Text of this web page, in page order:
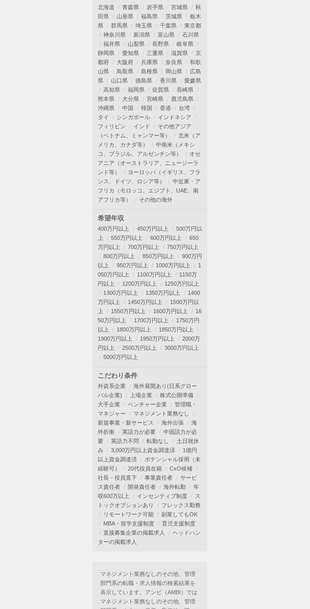
北海道 青森県 岩手県 宮城県
秋
田県
山形県 福島県 茨城県
栃木
県
群馬県 埼玉県 千葉県
東京都
神奈川県
新潟県 富山県
石川県
福井県
山梨県 長野県
岐阜県
静岡県
愛知県 三重県 滋賀県
京
都府
大阪府 兵庫県 奈良県
和歌
山県
鳥取県 島根県 岡山県
広島
県
山口県 徳島県 香川県
愛媛県
高知県
福岡県 佐賀県
長崎県
熊本県
大分県 宮崎県
鹿児島県
沖縄県
中国 韓国 香港
台湾
タイ
シンガポール
インドネシア
フィリピン
インド
その他アジア
（ベトナム、ミャンマー等）
北米（ア
メリカ、カナダ等）
中南米（メキシ
コ、ブラジル、アルゼンチン等）
オセ
アニア（オーストラリア、ニュージーラ
ンド等）
ヨーロッパ（イギリス、フラ
ンス、ドイツ、ロシア等）
中近東・ア
フリカ（モロッコ、エジプト、UAE、南
アフリカ等）
その他の海外
希望年収
400万円以上 450万円以上
500万円以
上
550万円以上 600万円以上
650
万円以上
700万円以上
750万円以上
800万円以上
850万円以上
900万円
以上
950万円以上 1000万円以上
1
050万円以上
1100万円以上
1150万
円以上
1200万円以上
1250万円以上
1300万円以上
1350万円以上
1400
万円以上
1450万円以上
1500万円以
上
1550万円以上 1600万円以上
16
50万円以上
1700万円以上
1750万円
以上
1800万円以上
1850万円以上
1900万円以上
1950万円以上
2000万
円以上
2500万円以上
3000万円以上
5000万円以上
こだわり条件
外資系企業
海外展開あり(日系グロー
バル企業)
上場企業
株式公開準備
大手企業
ベンチャー企業
管理職・
マネジャー
マネジメント業務なし
新規事業・新サービス
海外出張
海
外折衝
英語力が必要
中国語力が必
要
英語力不問 転勤なし
土日祝休
み
3,000万円以上資金調達済
1億円
以上資金調達済
ポテンシャル採用（未
経験可）
20代役員在籍
CxO候補
社長・役員直下
事業責任者
サービ
ス責任者
開発責任者 海外転勤
年
収600万以上
インセンティブ制度
ス
トックオプションあり
フレックス勤務
リモートワーク可能
副業してもOK
MBA・留学支援制度
育児支援制度
直接募集企業の掲載求人
ヘッドハン
ターの掲載求人
マネジメント業務なしのその他、管理
部門系の転職・求人情報の検索結果を
表示しています。アンビ（AMBI）では
マネジメント業務なしのその他、管理